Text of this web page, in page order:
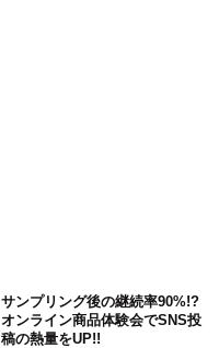
サンプリング後の継続率90%!?
オンライン商品体験会でSNS投
稿の熱量をUP!!